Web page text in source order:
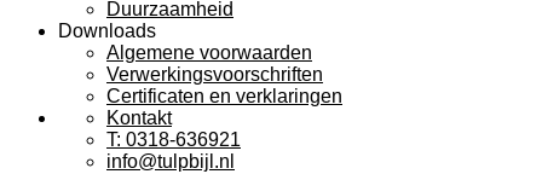
Duurzaamheid
Downloads
Algemene voorwaarden
Verwerkingsvoorschriften
Certificaten en verklaringen
Kontakt
T: 0318-636921
info@tulpbijl.nl